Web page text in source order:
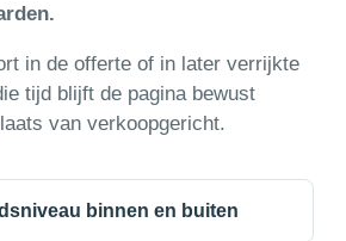
in de offerte of in later verrijkte
tijd blijft de pagina bewust
van verkoopgericht.
binnen en buiten